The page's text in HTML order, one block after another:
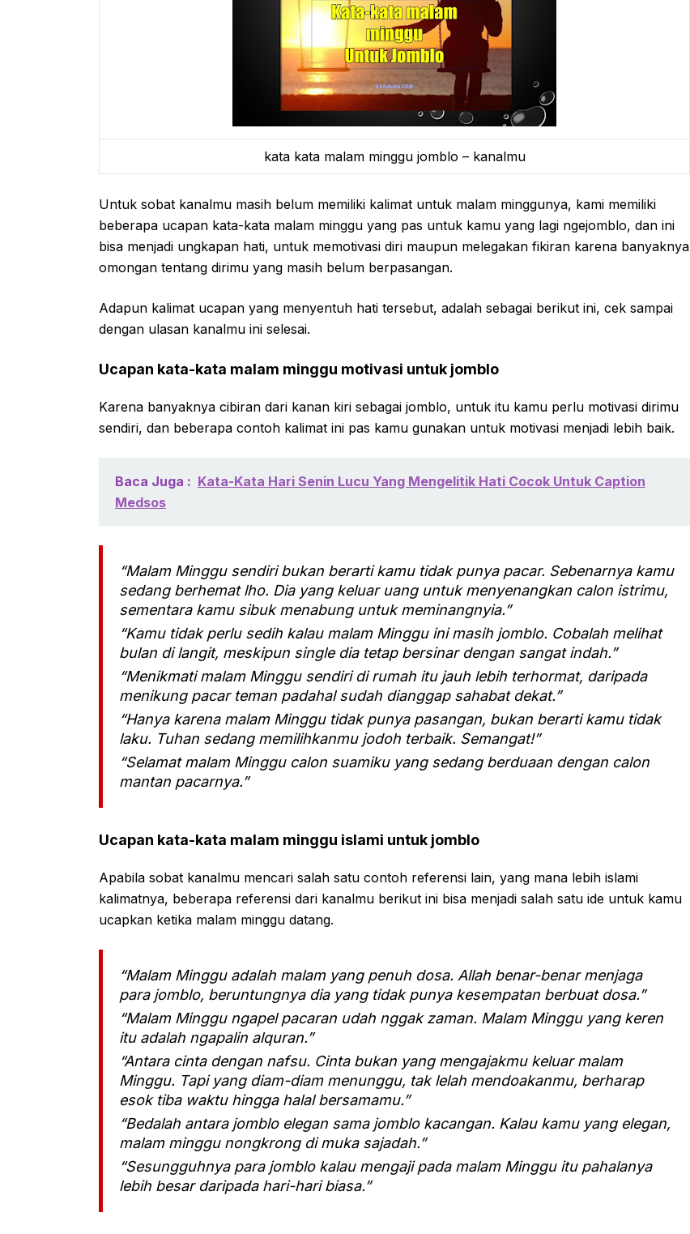
kata kata malam minggu jomblo – kanalmu
Untuk sobat kanalmu masih belum memiliki kalimat untuk malam minggunya, kami memiliki
beberapa ucapan kata-kata malam minggu yang pas untuk kamu yang lagi ngejomblo, dan ini
bisa menjadi ungkapan hati, untuk memotivasi diri maupun melegakan fikiran karena banyaknya
omongan tentang dirimu yang masih belum berpasangan.
Adapun kalimat ucapan yang menyentuh hati tersebut, adalah sebagai berikut ini, cek sampai
dengan ulasan kanalmu ini selesai.
Ucapan kata-kata malam minggu motivasi untuk jomblo
Karena banyaknya cibiran dari kanan kiri sebagai jomblo, untuk itu kamu perlu motivasi dirimu
sendiri, dan beberapa contoh kalimat ini pas kamu gunakan untuk motivasi menjadi lebih baik.
Baca Juga : Kata-Kata Hari Senin Lucu Yang Mengelitik Hati Cocok Untuk Caption
Medsos
“Malam Minggu sendiri bukan berarti kamu tidak punya pacar. Sebenarnya kamu
sedang berhemat lho. Dia yang keluar uang untuk menyenangkan calon istrimu,
sementara kamu sibuk menabung untuk meminangnyia.”
“Kamu tidak perlu sedih kalau malam Minggu ini masih jomblo. Cobalah melihat
bulan di langit, meskipun single dia tetap bersinar dengan sangat indah.”
“Menikmati malam Minggu sendiri di rumah itu jauh lebih terhormat, daripada
menikung pacar teman padahal sudah dianggap sahabat dekat.”
“Hanya karena malam Minggu tidak punya pasangan, bukan berarti kamu tidak
laku. Tuhan sedang memilihkanmu jodoh terbaik. Semangat!”
“Selamat malam Minggu calon suamiku yang sedang berduaan dengan calon
mantan pacarnya.”
Ucapan kata-kata malam minggu islami untuk jomblo
Apabila sobat kanalmu mencari salah satu contoh referensi lain, yang mana lebih islami
kalimatnya, beberapa referensi dari kanalmu berikut ini bisa menjadi salah satu ide untuk kamu
ucapkan ketika malam minggu datang.
“Malam Minggu adalah malam yang penuh dosa. Allah benar-benar menjaga
para jomblo, beruntungnya dia yang tidak punya kesempatan berbuat dosa.”
“Malam Minggu ngapel pacaran udah nggak zaman. Malam Minggu yang keren
itu adalah ngapalin alquran.”
“Antara cinta dengan nafsu. Cinta bukan yang mengajakmu keluar malam
Minggu. Tapi yang diam-diam menunggu, tak lelah mendoakanmu, berharap
esok tiba waktu hingga halal bersamamu.”
“Bedalah antara jomblo elegan sama jomblo kacangan. Kalau kamu yang elegan,
malam minggu nongkrong di muka sajadah.”
“Sesungguhnya para jomblo kalau mengaji pada malam Minggu itu pahalanya
lebih besar daripada hari-hari biasa.”